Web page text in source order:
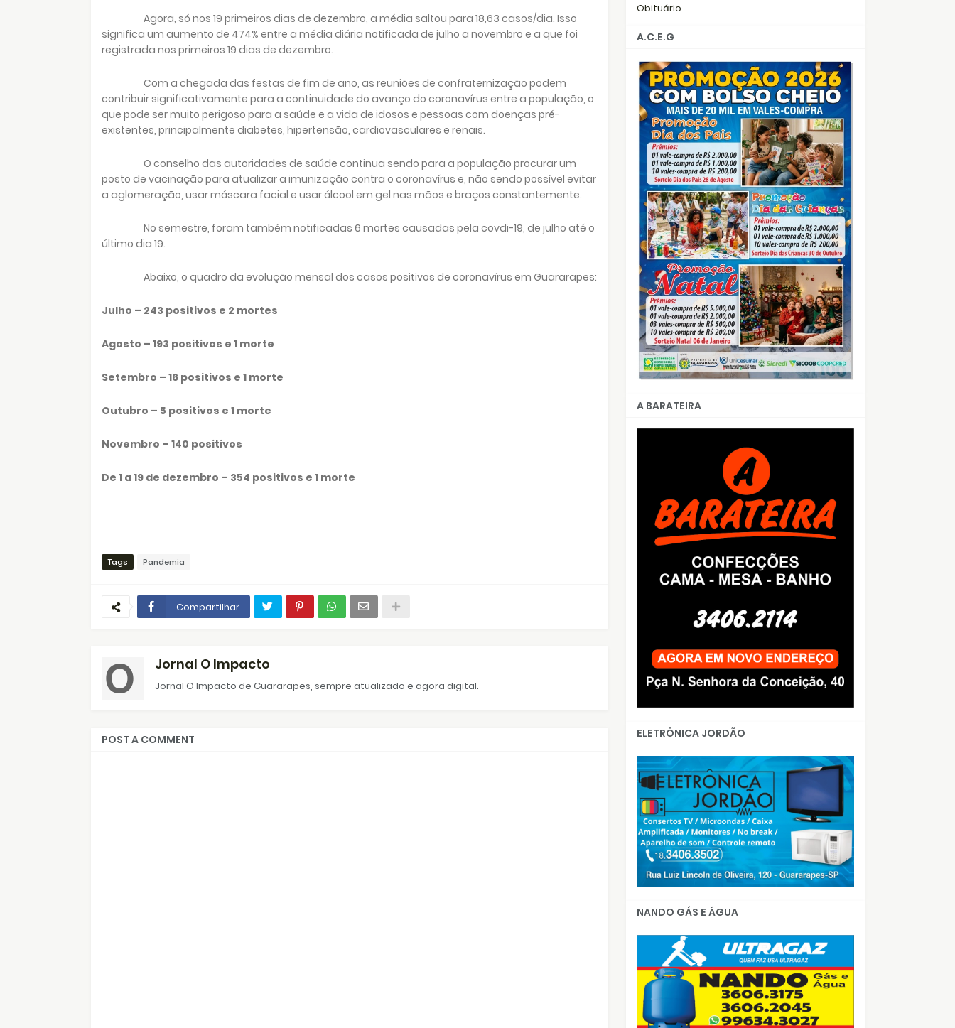
Agora, só nos 19 primeiros dias de dezembro, a média saltou para 18,63 casos/dia. Isso
significa um aumento de 474% entre a média diária notificada de julho a novembro e a que foi
registrada nos primeiros 19 dias de dezembro.
Com a chegada das festas de fim de ano, as reuniões de confraternização podem
contribuir significativamente para a continuidade do avanço do coronavírus entre a população, o
que pode ser muito perigoso para a saúde e a vida de idosos e pessoas com doenças pré-
existentes, principalmente diabetes, hipertensão, cardiovasculares e renais.
O conselho das autoridades de saúde continua sendo para a população procurar um
posto de vacinação para atualizar a imunização contra o coronavírus e, não sendo possível evitar
a aglomeração, usar máscara facial e usar álcool em gel nas mãos e braços constantemente.
No semestre, foram também notificadas 6 mortes causadas pela covdi-19, de julho até o
último dia 19.
Abaixo, o quadro da evolução mensal dos casos positivos de coronavírus em Guararapes:
Julho – 243 positivos e 2 mortes
Agosto – 193 positivos e 1 morte
Setembro – 16 positivos e 1 morte
Outubro – 5 positivos e 1 morte
Novembro – 140 positivos
De 1 a 19 de dezembro – 354 positivos e 1 morte
Tags Pandemia
Compartilhar
Jornal O Impacto
Jornal O Impacto de Guararapes, sempre atualizado e agora digital.
POST A COMMENT
Obituário
A.C.E.G
A BARATEIRA
ELETRÔNICA JORDÃO
NANDO GÁS E ÁGUA